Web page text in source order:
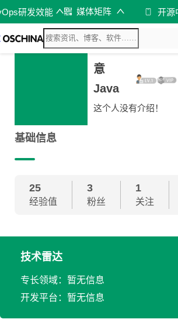
研发效能 媒体矩阵 开源
意
Java
这个人没有介绍！
基础信息
25
经验值
3
粉丝
1
关注
技术雷达
专长领域：暂无信息
开发平台：暂无信息